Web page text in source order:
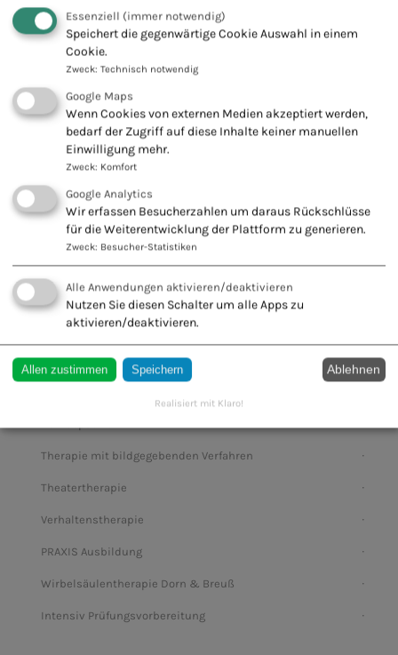
Qi Gong
REIKI-Therapie
Religions- und Extremismustherapie
Sauerstoff-Ozon-Therapie
Schamanistisch Energetische Psycho-Therapie (SET)
Schmerztherapie SVG
Shiatsu
Suchtberatung/Suchttherapie
Sexualtherapie
Spieltherapie
Sterbe- und Trauerbegleiter (w/m/d)
Spirituelle Psychotherapie
Therapie mit bildgegebenden Verfahren
Theatertherapie
Verhaltenstherapie
PRAXIS Ausbildung
Wirbelsäulentherapie Dorn & Breuß
Intensiv Prüfungsvorbereitung
Essenziell (immer notwendig)
Speichert die gegenwärtige Cookie Auswahl in einem
Cookie.
Zweck: Technisch notwendig
Google Maps
Wenn Cookies von externen Medien akzeptiert werden,
bedarf der Zugriff auf diese Inhalte keiner manuellen
Einwilligung mehr.
Zweck: Komfort
Google Analytics
Wir erfassen Besucherzahlen um daraus Rückschlüsse
für die Weiterentwicklung der Plattform zu generieren.
Zweck: Besucher-Statistiken
Alle Anwendungen aktivieren/deaktivieren
Nutzen Sie diesen Schalter um alle Apps zu
aktivieren/deaktivieren.
Allen zustimmen Speichern Ablehnen
Realisiert mit Klaro!